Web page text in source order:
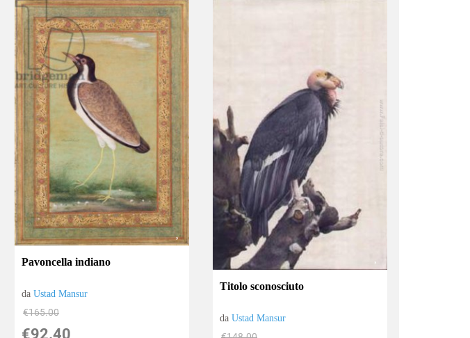
Pavoncella indiano
daUstad Mansur
€165.00
€92.40
Titolo sconosciuto
daUstad Mansur